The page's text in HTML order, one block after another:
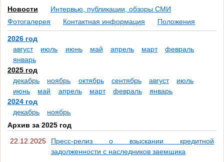
Новости
Интервью, публикации, обзоры СМИ
Фотогалерея
Контактная информация Положения
2026 год
август
июль июнь май апрель март
февраль
январь
2025 год
декабрь
ноябрь октябрь сентябрь август
июль
июнь
май апрель март февраль
январь
2024 год
декабрь
ноябрь
Архив за 2025 год
22.12.2025
Пресс-релиз о взыскании кредитной
задолженности с наследников заемщика